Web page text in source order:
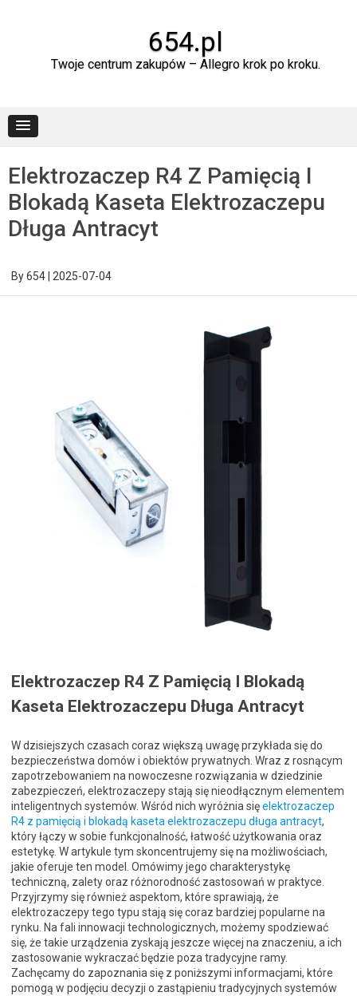
654.pl
Twoje centrum zakupów – Allegro krok po kroku.
Elektrozaczep R4 Z Pamięcią I
Blokadą Kaseta Elektrozaczepu
Długa Antracyt
By654 2025-07-04
Elektrozaczep R4 Z Pamięcią I Blokadą
Kaseta Elektrozaczepu Długa Antracyt
W dzisiejszych czasach coraz większą uwagę przykłada się do
bezpieczeństwa domów i obiektów prywatnych. Wraz z rosnącym
zapotrzebowaniem na nowoczesne rozwiązania w dziedzinie
zabezpieczeń, elektrozaczepy stają się nieodłącznym elementem
inteligentnych systemów. Wśród nich wyróżnia sięelektrozaczep
R4 z pamięcią i blokadą kaseta elektrozaczepu długa antracyt,
który łączy w sobie funkcjonalność, łatwość użytkowania oraz
estetykę. W artykule tym skoncentrujemy się na możliwościach,
jakie oferuje ten model. Omówimy jego charakterystykę
techniczną, zalety oraz różnorodność zastosowań w praktyce.
Przyjrzymy się również aspektom, które sprawiają, że
elektrozaczepy tego typu stają się coraz bardziej popularne na
rynku. Na fali innowacji technologicznych, możemy spodziewać
się, że takie urządzenia zyskają jeszcze więcej na znaczeniu, a ich
zastosowanie wykraczać będzie poza tradycyjne ramy.
Zachęcamy do zapoznania się z poniższymi informacjami, które
pomogą w podjęciu decyzji o zastąpieniu tradycyjnych systemów